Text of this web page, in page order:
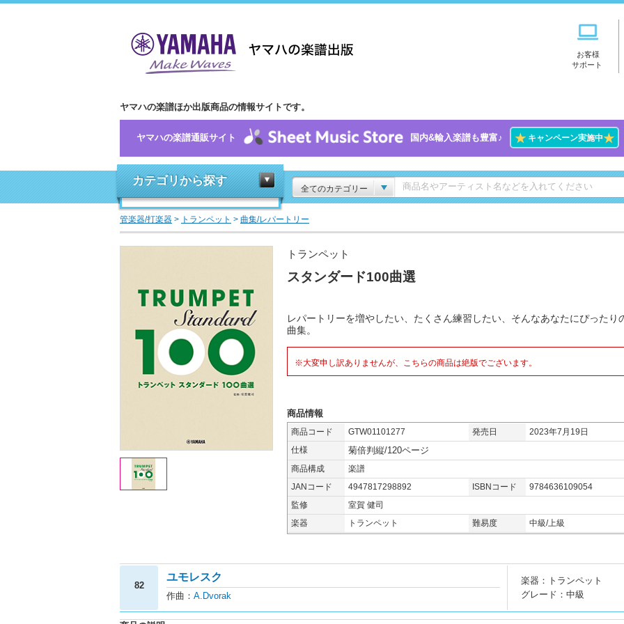
お客様
サポート
ヤマハの楽譜ほか出版商品の情報サイトです。
ヤマハの楽譜通販サイト 国内&輸入楽譜も豊富♪ ★キャンペーン実施中★
カテゴリから探す
全てのカテゴリー
管楽器/打楽器 > トランペット > 曲集/レパートリー
トランペット
スタンダード100曲選
レパートリーを増やしたい、たくさん練習したい、そんなあなたにぴったり
曲集。
※大変申し訳ありませんが、こちらの商品は絶版でございます。
商品情報
商品コード GTW01101277 発売日
2023年7月19日
仕様
菊倍判縦/120ページ
商品構成
楽譜
JANコード
4947817298892 ISBNコード
9784636109054
監修
室賀 健司
楽器
トランペット 難易度 中級/上級
82
ユモレスク
作曲： A.Dvorak
楽器：トランペット
グレード：中級